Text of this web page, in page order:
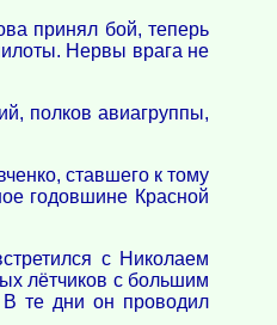
принял бой, теперь
Нервы врага не
полков авиагруппы,
ставшего к тому
годовшине Красной
с Николаем
лётчиков с большим
те дни он проводил